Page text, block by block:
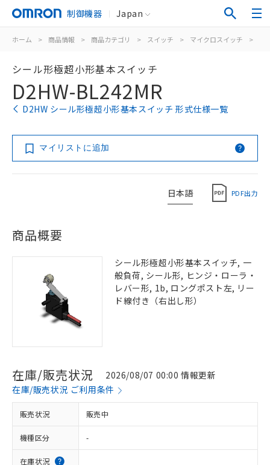
制御機器 Japan
ホーム > 商品情報 > 商品カテゴリ > スイッチ > マイクロスイッチ >
シール形極超小形基本スイッチ
D2HW-BL242MR
D2HW シール形極超小形基本スイッチ 形式仕様一覧
マイリストに追加
日本語 PDF出力
商品概要
シール形極超小形基本スイッチ, 一
般負荷, シール形, ヒンジ・ローラ・
レバー形, 1b, ロングポスト左, リー
ド線付き（右出し形）
在庫/販売状況
2026/08/07 00:00 情報更新
在庫/販売状況 ご利用条件
販売状況 販売中
機種区分 -
在庫状況